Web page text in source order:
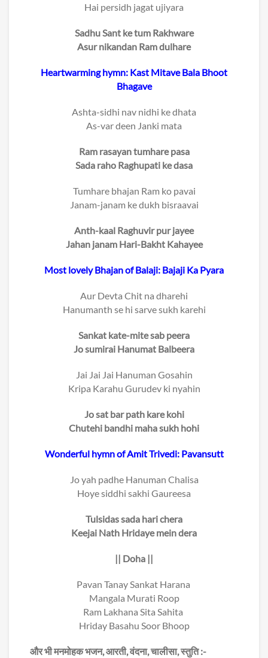
Hai persidh jagat ujiyara
Sadhu Sant ke tum Rakhware
Asur nikandan Ram dulhare
Heartwarming hymn: Kast Mitave Bala Bhoot
Bhagave
Ashta-sidhi nav nidhi ke dhata
As-var deen Janki mata
Ram rasayan tumhare pasa
Sada raho Raghupati ke dasa
Tumhare bhajan Ram ko pavai
Janam-janam ke dukh bisraavai
Anth-kaal Raghuvir pur jayee
Jahan janam Hari-Bakht Kahayee
Most lovely Bhajan of Balaji: Bajaji Ka Pyara
Aur Devta Chit na dharehi
Hanumanth se hi sarve sukh karehi
Sankat kate-mite sab peera
Jo sumirai Hanumat Balbeera
Jai Jai Jai Hanuman Gosahin
Kripa Karahu Gurudev ki nyahin
Jo sat bar path kare kohi
Chutehi bandhi maha sukh hohi
Wonderful hymn of Amit Trivedi: Pavansutt
Jo yah padhe Hanuman Chalisa
Hoye siddhi sakhi Gaureesa
Tulsidas sada hari chera
Keejai Nath Hridaye mein dera
|| Doha ||
Pavan Tanay Sankat Harana
Mangala Murati Roop
Ram Lakhana Sita Sahita
Hriday Basahu Soor Bhoop
और भी मनमोहक भजन, आरती, वंदना, चालीसा, स्तुति :-